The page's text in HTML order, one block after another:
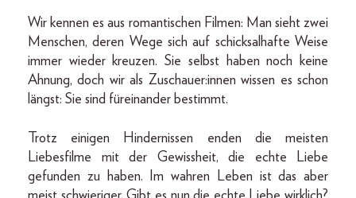
Wir kennen es aus romantischen Filmen: Man sieht zwei
Menschen, deren Wege sich auf schicksalhafte Weise
immer wieder kreuzen. Sie selbst haben noch keine
Ahnung, doch wir als Zuschauer:innen wissen es schon
längst: Sie sind füreinander bestimmt.
Trotz einigen Hindernissen enden die meisten
Liebesfilme mit der Gewissheit, die echte Liebe
gefunden zu haben. Im wahren Leben ist das aber